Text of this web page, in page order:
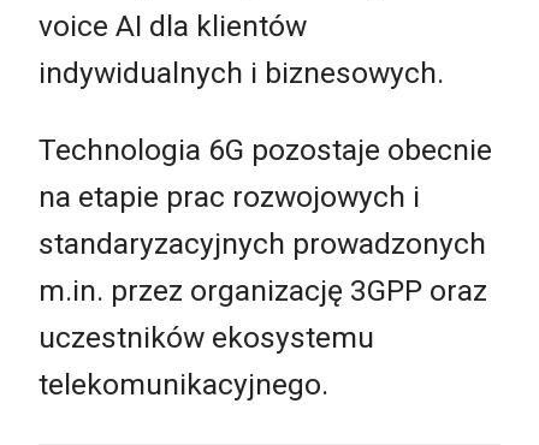
voice AI dla klientów
indywidualnych i biznesowych.
Technologia 6G pozostaje obecnie
na etapie prac rozwojowych i
standaryzacyjnych prowadzonych
m.in. przez organizację 3GPP oraz
uczestników ekosystemu
telekomunikacyjnego.